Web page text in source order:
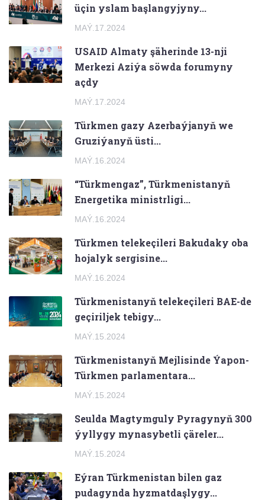
üçin yslam başlangyjyny...
MAÝ.17.2024
USAID Almaty şäherinde 13-nji
Merkezi Aziýa söwda forumyny
açdy
MAÝ.17.2024
Türkmen gazy Azerbaýjanyň we
Gruziýanyň üsti...
MAÝ.16.2024
“Türkmengaz”, Türkmenistanyň
Energetika ministrligi...
MAÝ.16.2024
Türkmen telekeçileri Bakudaky oba
hojalyk sergisine...
MAÝ.16.2024
Türkmenistanyň telekeçileri BAE-de
geçiriljek tebigy...
MAÝ.15.2024
Türkmenistanyň Mejlisinde Ýapon-
Türkmen parlamentara...
MAÝ.15.2024
Seulda Magtymguly Pyragynyň 300
ýyllygy mynasybetli çäreler...
MAÝ.15.2024
Eýran Türkmenistan bilen gaz
pudagynda hyzmatdaşlygy...